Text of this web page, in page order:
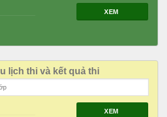
XEM
lịch thi và kết quả thi
XEM